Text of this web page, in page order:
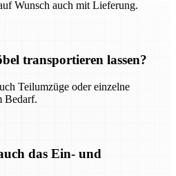
Wunsch auch mit Lieferung.
transportieren lassen?
Teilumzüge oder einzelne
Bedarf.
das Ein- und